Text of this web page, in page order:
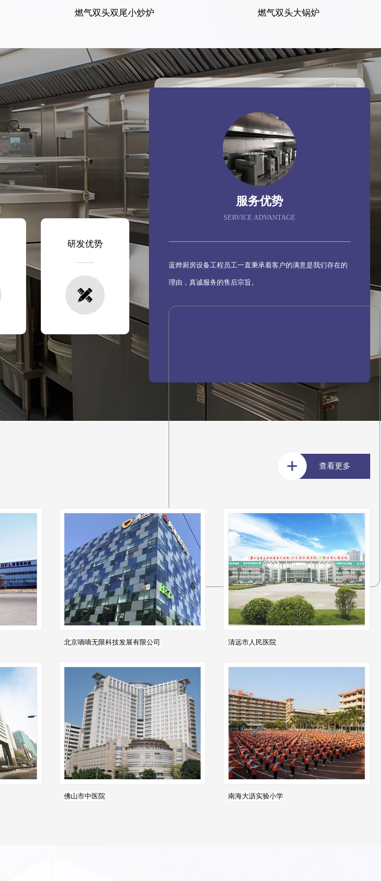
燃气双头双尾小炒炉 燃气双头大锅炉
研发优势
服务优势
SERVICE ADVANTAGE
蓝烨厨房设备工程员工一直秉承着客户的满意是我们存在的
理由，真诚服务的售后宗旨。
查看更多
北京嘀嘀无限科技发展有限公司 清远市人民医院
佛山市中医院 南海大沥实验小学